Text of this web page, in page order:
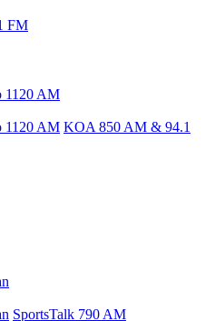
FM
1120 AM
1120 AM KOA 850 AM & 94.1
SportsTalk 790 AM